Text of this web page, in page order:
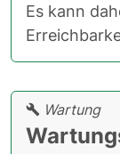
Es kann
Wartung